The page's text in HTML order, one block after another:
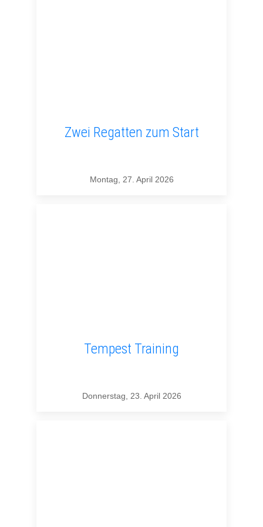
Zwei Regatten zum Start
Montag, 27. April 2026
Tempest Training
Donnerstag, 23. April 2026